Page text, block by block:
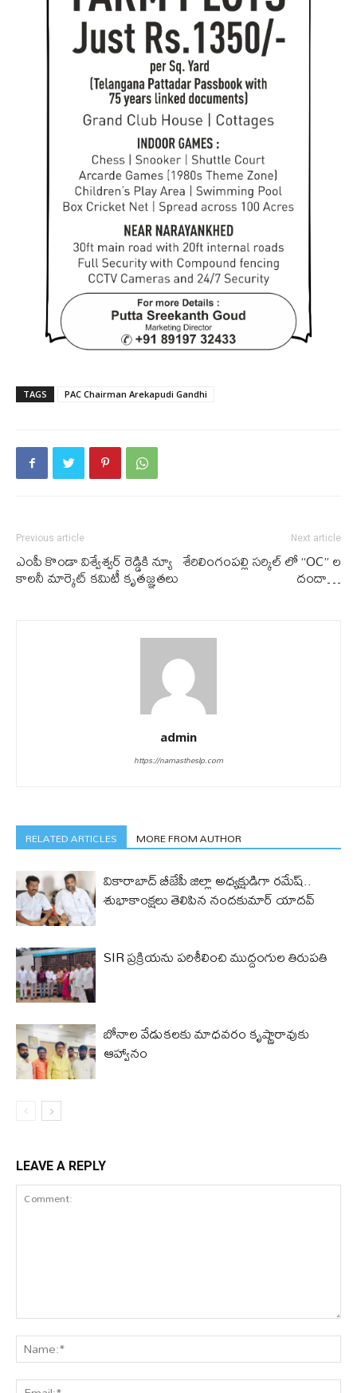
TAGS PAC Chairman Arekapudi Gandhi
Previous article
ఎంపీ కొండా విశ్వేశ్వర్ రెడ్డికి న్యూ
కాలనీ మార్కెట్ క‌మిటీ కృత‌జ్ఞ‌త‌లు
Next article
శేరిలింగంపల్లి సర్కిల్ లో “OC” ల
దందా…
admin
https://namastheslp.com
RELATED ARTICLES MORE FROM AUTHOR
వికారాబాద్ బీజేపీ జిల్లా అధ్యక్షుడిగా రమేష్‌..
శుభాకాంక్షలు తెలిపిన నందకుమార్ యాదవ్
SIR ప్రక్రియను పరిశీలించి ముద్దంగుల తిరుపతి
బోనాల వేడుకలకు మాధవరం కృష్ణారావుకు
ఆహ్వానం
LEAVE A REPLY